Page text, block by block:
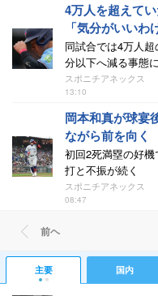
4万人を超えて
「気分がいいわ
同試合では4万人
分以下へ減る事態に
スポニチアネックス
13:10
岡本和真が球宴
ながら前を向く
初回2死満塁の好
打と不振が続く
スポニチアネックス
08:47
前ヘ
主要 国内